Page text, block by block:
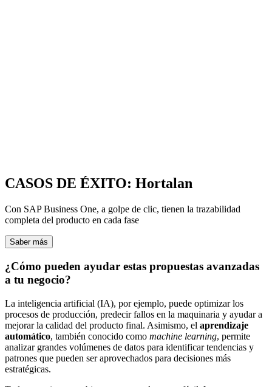
CASOS DE ÉXITO: Hortalan
Con SAP Business One, a golpe de clic, tienen la trazabilidad
completa del producto en cada fase
Saber más
¿Cómo pueden ayudar estas propuestas avanzadas
a tu negocio?
La inteligencia artificial (IA), por ejemplo, puede optimizar los
procesos de producción, predecir fallos en la maquinaria y ayudar a
mejorar la calidad del producto final. Asimismo, el aprendizaje
automático, también conocido como machine learning, permite
analizar grandes volúmenes de datos para identificar tendencias y
patrones que pueden ser aprovechados para decisiones más
estratégicas.